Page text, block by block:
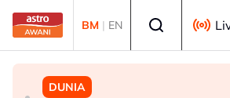
Skip to main content
BM | EN
MALAYSIA
DUNIA
DUNIA